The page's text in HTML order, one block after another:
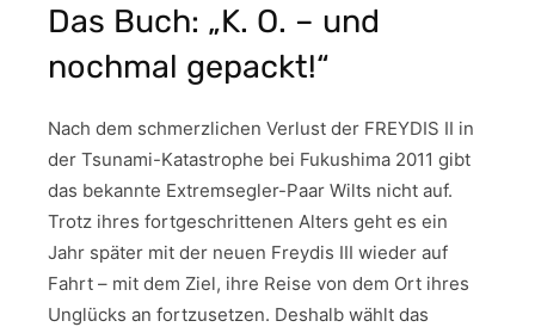
Das Buch: „K. O. – und
nochmal gepackt!“
Nach dem schmerzlichen Verlust der FREYDIS II in
der Tsunami-Katastrophe bei Fukushima 2011 gibt
das bekannte Extremsegler-Paar Wilts nicht auf.
Trotz ihres fortgeschrittenen Alters geht es ein
Jahr später mit der neuen Freydis III wieder auf
Fahrt – mit dem Ziel, ihre Reise von dem Ort ihres
Unglücks an fortzusetzen. Deshalb wählt das